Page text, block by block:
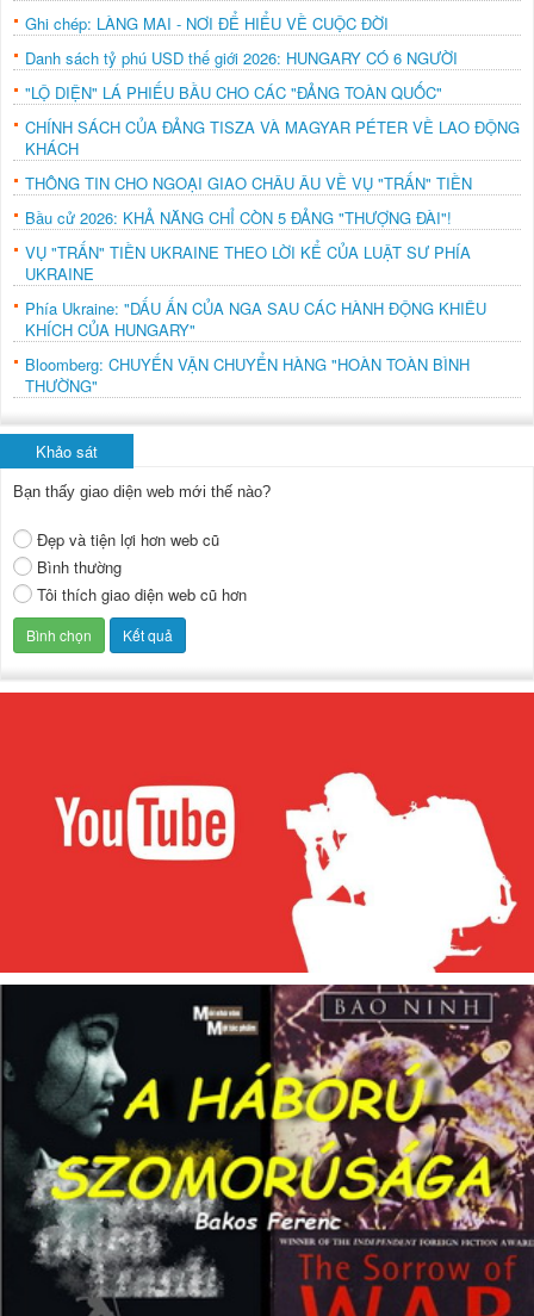
Ghi chép: LÀNG MAI - NƠI ĐỂ HIỂU VỀ CUỘC ĐỜI
Danh sách tỷ phú USD thế giới 2026: HUNGARY CÓ 6 NGƯỜI
"LỘ DIỆN" LÁ PHIẾU BẦU CHO CÁC "ĐẢNG TOÀN QUỐC"
CHÍNH SÁCH CỦA ĐẢNG TISZA VÀ MAGYAR PÉTER VỀ LAO ĐỘNG
KHÁCH
THÔNG TIN CHO NGOẠI GIAO CHÂU ÂU VỀ VỤ "TRẤN" TIỀN
Bầu cử 2026: KHẢ NĂNG CHỈ CÒN 5 ĐẢNG "THƯỢNG ĐÀI"!
VỤ "TRẤN" TIỀN UKRAINE THEO LỜI KỂ CỦA LUẬT SƯ PHÍA
UKRAINE
Phía Ukraine: "DẤU ẤN CỦA NGA SAU CÁC HÀNH ĐỘNG KHIÊU
KHÍCH CỦA HUNGARY"
Bloomberg: CHUYẾN VẬN CHUYỂN HÀNG "HOÀN TOÀN BÌNH
THƯỜNG"
Khảo sát
Bạn thấy giao diện web mới thế nào?
Đẹp và tiện lợi hơn web cũ
Bình thường
Tôi thích giao diện web cũ hơn